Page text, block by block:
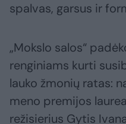
spalvas, garsus ir
„Mokslo salos“
renginiams kurti
lauko žmonių ratas:
meno premijos
režisierius Gytis